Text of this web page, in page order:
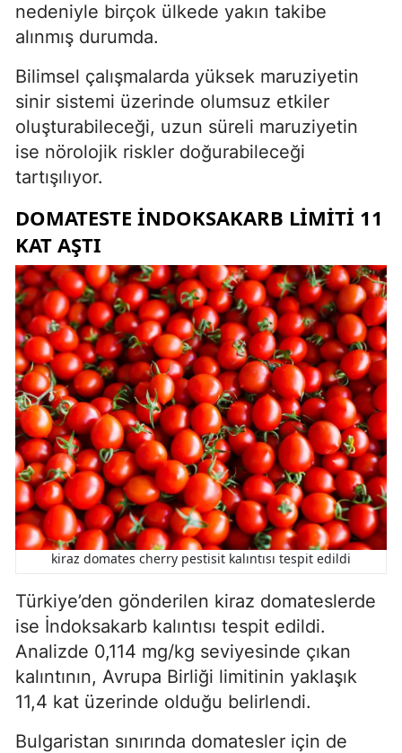
nedeniyle birçok ülkede yakın takibe
alınmış durumda.
Bilimsel çalışmalarda yüksek maruziyetin
sinir sistemi üzerinde olumsuz etkiler
oluşturabileceği, uzun süreli maruziyetin
ise nörolojik riskler doğurabileceği
tartışılıyor.
DOMATESTE INDOKSAKARB LIMITI 11
KAT AŞTI
kiraz domates cherry pestisit kalıntısı tespit edildi
Türkiye’den gönderilen kiraz domateslerde
ise İndoksakarb kalıntısı tespit edildi.
Analizde 0,114 mg/kg seviyesinde çıkan
kalıntının, Avrupa Birliği limitinin yaklaşık
11,4 kat üzerinde olduğu belirlendi.
Bulgaristan sınırında domatesler için de